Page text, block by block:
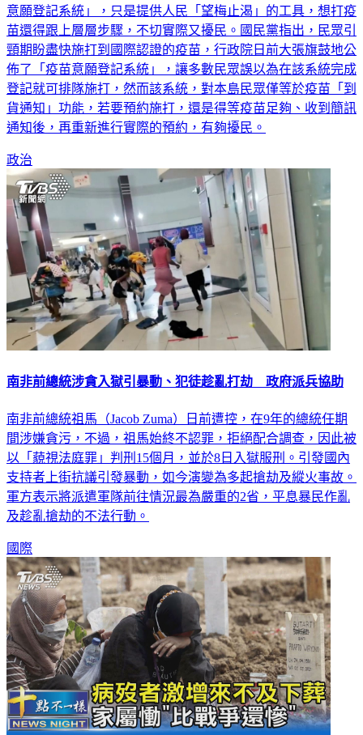
意願登記系統」，只是提供人民「望梅止渴」的工具，想打疫
苗還得跟上層層步驟，不切實際又擾民。國民黨指出，民眾引
頸期盼盡快施打到國際認證的疫苗，行政院日前大張旗鼓地公
佈了「疫苗意願登記系統」，讓多數民眾誤以為在該系統完成
登記就可排隊施打，然而該系統，對本島民眾僅等於疫苗「到
貨通知」功能，若要預約施打，還是得等疫苗足夠、收到簡訊
通知後，再重新進行實際的預約，有夠擾民。
政治
南非前總統涉貪入獄引暴動、犯徒趁亂打劫 政府派兵協助
南非前總統祖馬（Jacob Zuma）日前遭控，在9年的總統任期
間涉嫌貪污，不過，祖馬始終不認罪，拒絕配合調查，因此被
以「藐視法庭罪」判刑15個月，並於8日入獄服刑。引發國內
支持者上街抗議引發暴動，如今演變為多起搶劫及縱火事故。
軍方表示將派遣軍隊前往情況最為嚴重的2省，平息暴民作亂
及趁亂搶劫的不法行動。
國際